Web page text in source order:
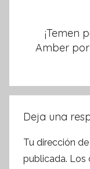
¡Temen
Amber
Deja una
Tu dirección
publicada. Los